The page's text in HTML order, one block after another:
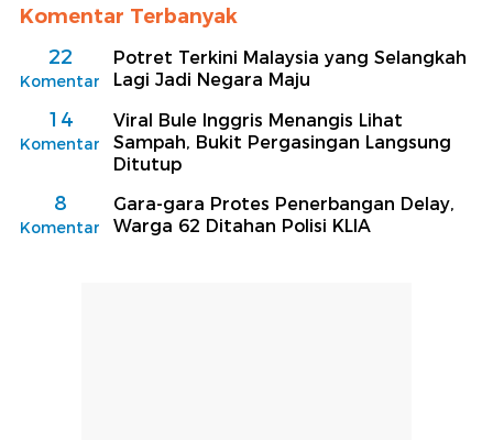
Komentar Terbanyak
22
Komentar
Potret Terkini Malaysia yang Selangkah
Lagi Jadi Negara Maju
14
Komentar
Viral Bule Inggris Menangis Lihat
Sampah, Bukit Pergasingan Langsung
Ditutup
8
Komentar
Gara-gara Protes Penerbangan Delay,
Warga 62 Ditahan Polisi KLIA